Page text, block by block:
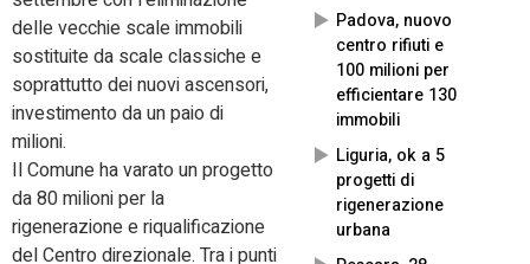
Padova, nuovo
centro rifiuti e
100 milioni per
efficientare 130
immobili
Liguria, ok a 5
progetti di
rigenerazione
urbana
delle vecchie scale immobili
sostituite da scale classiche e
soprattutto dei nuovi ascensori,
investimento da un paio di
milioni.
Il Comune ha varato un progetto
da 80 milioni per la
rigenerazione e riqualificazione
del Centro direzionale. Tra i punti